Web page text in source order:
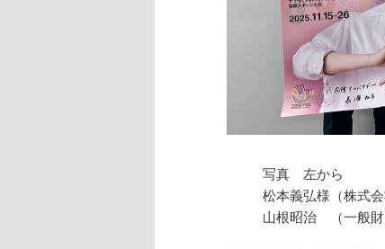
写真 左から
松本義弘様（株
山根昭治 （一般財